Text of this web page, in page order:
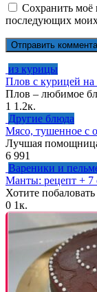
Сохранить моё
последующих
из курицы
Плов с курицей на
Плов – любимое
1 1.2к.
Другие блюда
Мясо, тушенное с
Лучшая
6 991
Вареники и
Манты: рецепт + 7
Хотите
0 1к.